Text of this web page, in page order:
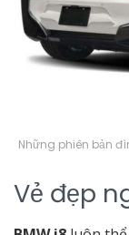
Những phiên bản
Vẻ đẹp